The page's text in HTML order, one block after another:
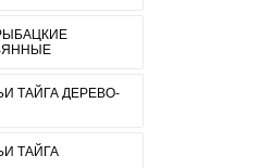
ТАЙГА ДЕРЕВО-
ТАЙГА